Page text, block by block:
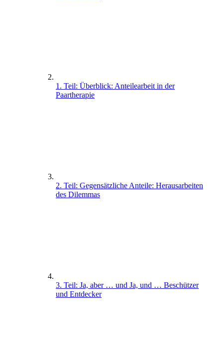
1. Teil: Überblick: Anteilearbeit in der
Paartherapie
2. Teil: Gegensätzliche Anteile: Herausarbeiten
des Dilemmas
3. Teil: Ja, aber … und Ja, und … Beschützer
und Entdecker